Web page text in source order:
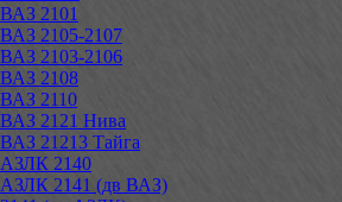
ВАЗ 2101
ВАЗ 2105-2107
ВАЗ 2103-2106
ВАЗ 2108
ВАЗ 2110
ВАЗ 2121 Нива
ВАЗ 21213 Тайга
АЗЛК 2140
АЗЛК 2141 (дв ВАЗ)